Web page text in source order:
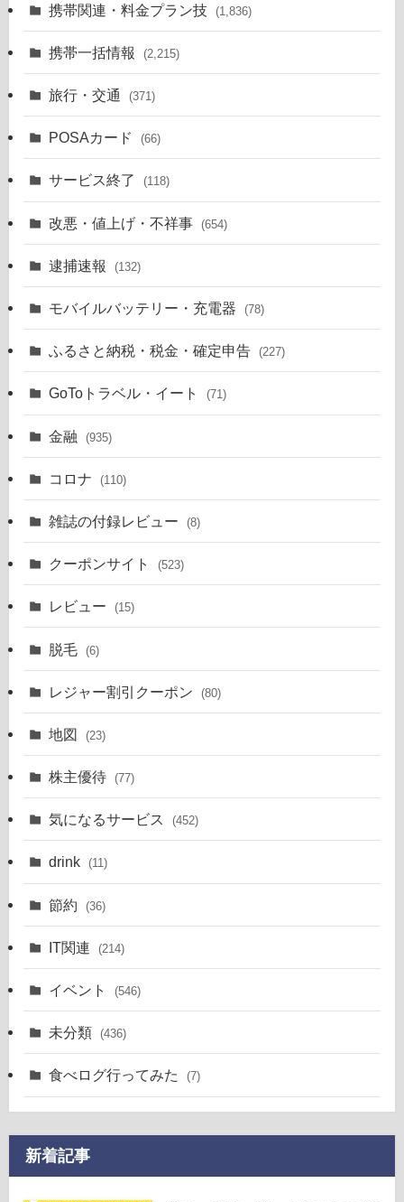
携帯関連・料金プラン技 (1,836)
携帯一括情報 (2,215)
旅行・交通 (371)
POSAカード (66)
サービス終了 (118)
改悪・値上げ・不祥事 (654)
逮捕速報 (132)
モバイルバッテリー・充電器 (78)
ふるさと納税・税金・確定申告 (227)
GoToトラベル・イート (71)
金融 (935)
コロナ (110)
雑誌の付録レビュー (8)
クーポンサイト (523)
レビュー (15)
脱毛 (6)
レジャー割引クーポン (80)
地図 (23)
株主優待 (77)
気になるサービス (452)
drink (11)
節約 (36)
IT関連 (214)
イベント (546)
未分類 (436)
食べログ行ってみた (7)
新着記事